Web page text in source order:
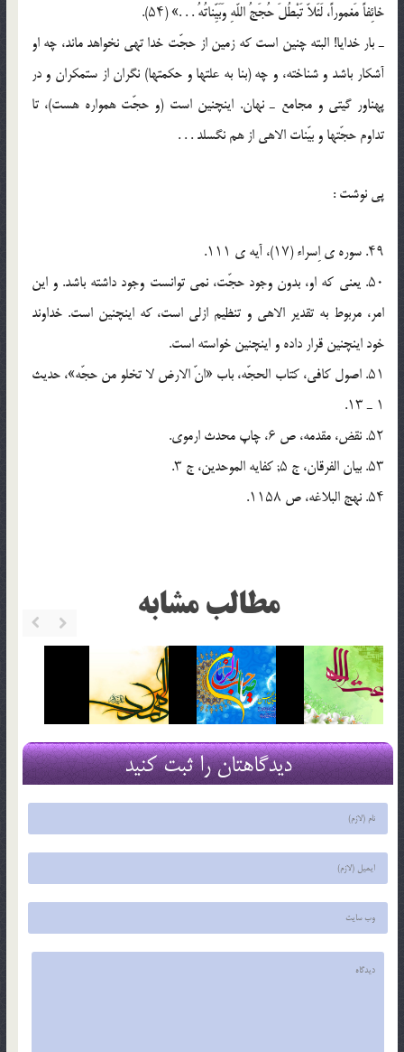
خائِفاً مَغموراً، لَئَلاّ تَبْطُلَ حُجَجُ اللّهِ وَبَیِّناتُهُ . . .» (۵۴).
ـ بار خدایا! البته چنین است که زمین از حجّت خدا تهى نخواهد ماند، چه او
آشکار باشد و شناخته، و چه (بنا به علتها و حکمتها) نگران از ستمکران و در
پهناور گیتى و مجامع ـ نهان. اینچنین است (و حجّت همواره هست)، تا
تداوم حجّتها و بیّنات الاهى از هم نگسلد . . .
پي نوشت :
۴۹. سوره ى اِسراء (۱۷)، آیه ى ۱۱۱.
۵۰. یعنى که او، بدون وجود حجّت، نمى توانست وجود داشته باشد. و این
امر، مربوط به تقدیر الاهى و تنظیم ازلى است، که اینچنین است. خداوند
خود اینچنین قرار داده و اینچنین خواسته است.
۵۱. اصول کافى، کتاب الحجّه، باب «انّ الارض لا تخلو من حجّه»، حدیث
۱ ـ ۱۳.
۵۲. نقض، مقدمه، ص ۶، چاپ محدث ارموى.
۵۳. بیان الفرقان، ج ۵; کفایه الموحدین، ج ۳.
۵۴. نهج البلاغه، ص ۱۱۵۸.
مطالب مشابه
دیدگاهتان را ثبت کنید